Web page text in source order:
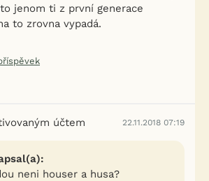
jenom ti z první generace
to zrovna vypadá.
účtem 22.11.2018 07:19
neni houser a husa?